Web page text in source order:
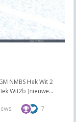
NMBS Hek Wit 2
Wit2b (nieuwe...
7